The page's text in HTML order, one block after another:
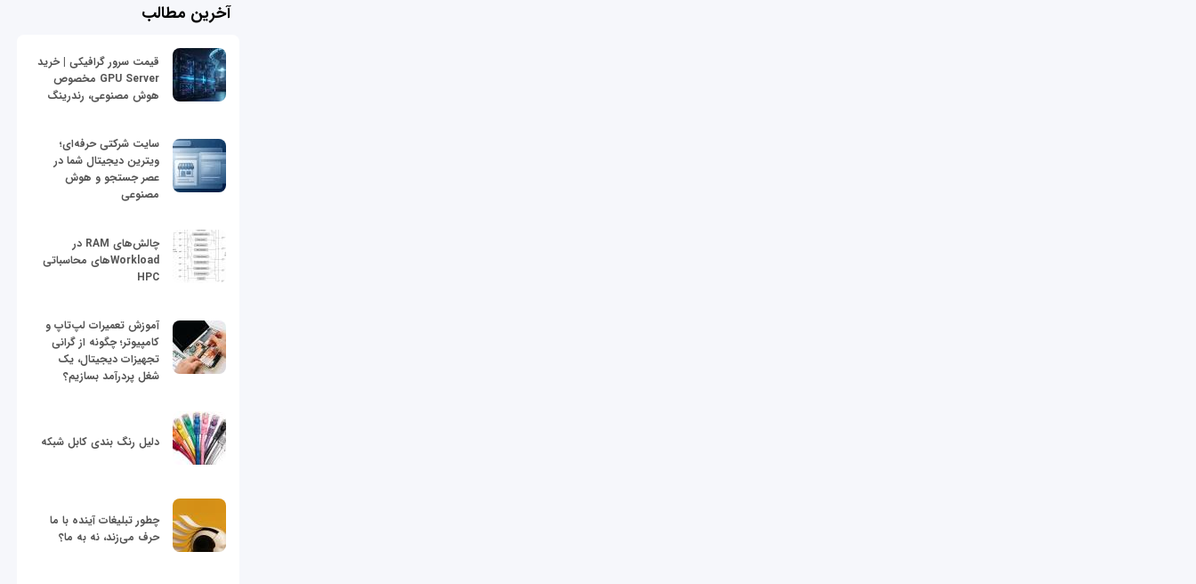
آخرین مطالب
قیمت سرور گرافیکی | خرید
GPU Server مخصوص
هوش مصنوعی، رندرینگ
سایت شرکتی حرفه‌ای؛
ویترین دیجیتال شما در
عصر جستجو و هوش
مصنوعی
چالش‌های RAM در
Workloadهای محاسباتی
HPC
آموزش تعمیرات لپ‌تاپ و
کامپیوتر؛ چگونه از گرانی
تجهیزات دیجیتال، یک
شغل پردرآمد بسازیم؟
دلیل رنگ بندی کابل شبکه
چطور تبلیغات آینده با ما
حرف می‌زند، نه به ما؟